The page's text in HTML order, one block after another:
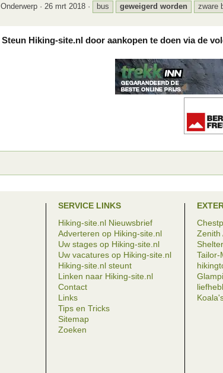
Onderwerp 26 mrt 2018 bus geweigerd worden zware
Steun Hiking-site.nl door aankopen te doen via de
SERVICE LINKS
Hiking-site.nl Nieuwsbrief
Adverteren op Hiking-site.nl
Uw stages op Hiking-site.nl
Uw vacatures op Hiking-site.nl
Hiking-site.nl steunt
Linken naar Hiking-site.nl
Contact
Links
Tips en Tricks
Sitemap
Zoeken
Zenith
Tailor-